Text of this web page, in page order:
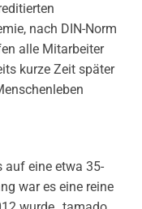
nach DIN-Norm
alle Mitarbeiter
kurze Zeit später
auf eine etwa 35-
war es eine reine